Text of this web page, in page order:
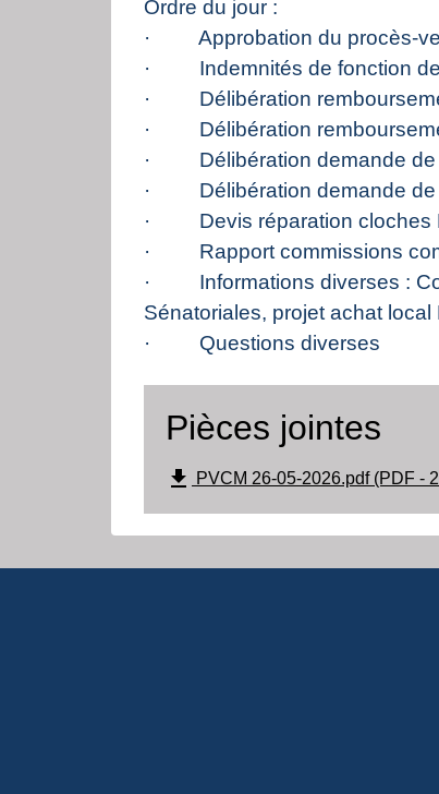
Ordre du jour :
· Approbation du procès-
· Indemnités de fonction
· Délibération
· Délibération
· Délibération demande de
· Délibération demande de
· Devis réparation cloches
· Rapport commissions
· Informations diverses :
Sénatoriales, projet achat local
· Questions diverses
Pièces jointes
file_download PVCM 26-05-2026.pdf (PDF -